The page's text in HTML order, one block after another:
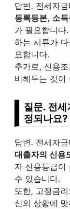
답변. 전세자
등록등본, 소득
가 필요합니다
하는 서류가
요합니다.
추가로, 신용
비해두는 것이
질문. 전
정되나요?
답변. 전세자
대출자의 신용
자 신용등급이
수 있습니다.
또한, 고정금
신의 상황에